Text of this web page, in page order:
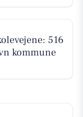
516
kommune